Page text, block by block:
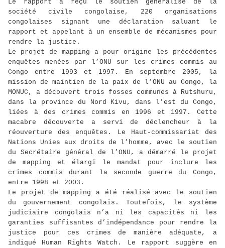
Le rapport a reçu le soutien généralisé de la
société civile congolaise, 220 organisations
congolaises signant une déclaration saluant le
rapport et appelant à un ensemble de mécanismes pour
rendre la justice.
Le projet de mapping a pour origine les précédentes
enquêtes menées par l’ONU sur les crimes commis au
Congo entre 1993 et 1997. En septembre 2005, la
mission de maintien de la paix de l’ONU au Congo, la
MONUC, a découvert trois fosses communes à Rutshuru,
dans la province du Nord Kivu, dans l’est du Congo,
liées à des crimes commis en 1996 et 1997. Cette
macabre découverte a servi de déclencheur à la
réouverture des enquêtes. Le Haut-commissariat des
Nations Unies aux droits de l’homme, avec le soutien
du Secrétaire général de l’ONU, a démarré le projet
de mapping et élargi le mandat pour inclure les
crimes commis durant la seconde guerre du Congo,
entre 1998 et 2003.
Le projet de mapping a été réalisé avec le soutien
du gouvernement congolais. Toutefois, le système
judiciaire congolais n’a ni les capacités ni les
garanties suffisantes d’indépendance pour rendre la
justice pour ces crimes de manière adéquate, a
indiqué Human Rights Watch. Le rapport suggère en